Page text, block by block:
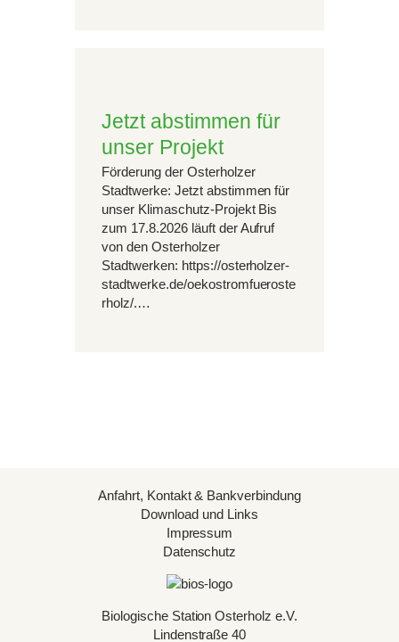
Jetzt abstimmen für
unser Projekt
Förderung der Osterholzer
Stadtwerke: Jetzt abstimmen für
unser Klimaschutz-Projekt Bis
zum 17.8.2026 läuft der Aufruf
von den Osterholzer
Stadtwerken: https://osterholzer-
stadtwerke.de/oekostromfueroste
rholz/.…
Anfahrt, Kontakt & Bankverbindung
Download und Links
Impressum
Datenschutz
Biologische Station Osterholz e.V.
Lindenstraße 40